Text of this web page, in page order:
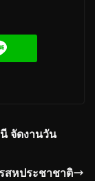
จัดงานวัน
สหประชาชาติ